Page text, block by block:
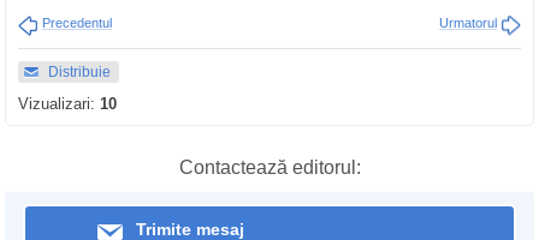
Precedentul Urmatorul
Distribuie
Vizualizari: 10
Contactează editorul:
Trimite mesaj